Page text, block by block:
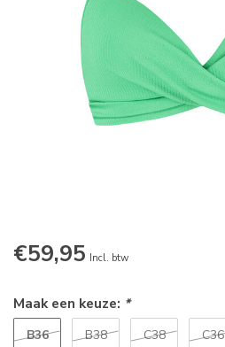
€59,95 Incl. btw
Maak een keuze: *
B36 B38 C38 C36